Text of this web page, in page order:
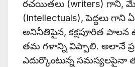
రచయితలు (writers) గాని,
(Intellectuals), పెద్దలు గాని
అనినీతిపైన, కక్షపూరిత
తమ గళాన్ని విప్పాలి. అలానే
ఎదుర్కొంటున్న సమస్యలపైనా